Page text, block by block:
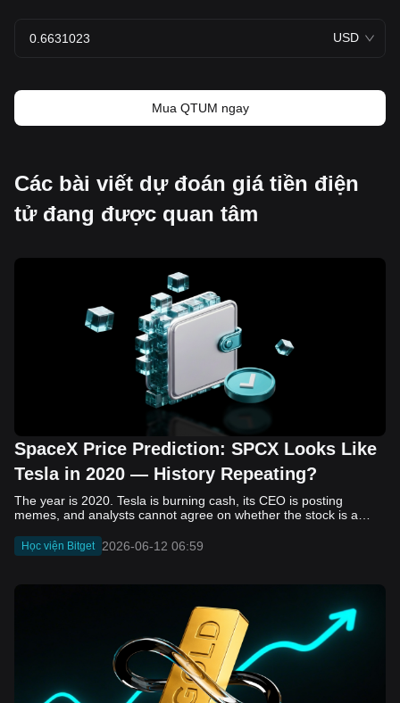
USD
Mua QTUM ngay
Các bài viết dự đoán giá tiền điện
tử đang được quan tâm
SpaceX Price Prediction: SPCX Looks Like
Tesla in 2020 — History Repeating?
The year is 2020. Tesla is burning cash, its CEO is posting memes, and analysts cannot agree on whether the stock is a generational opportunity or an elaborate joke. Now replace Tesla with SpaceX. Replace 2020 with 2026. The debate looks almost identical, and SPCX is set to hit the Nasdaq on June 12. The offering price is $135 per share. The implied valuation is $1.75 trillion. For anyone who watched Tesla run 700% that year, the pattern is hard to unsee. History does not repeat, but it rhymes often enough to pay attention. Before sizing into SPCX on day one, investors need to understand what actually drove Tesla's re-rating, whether SpaceX has the same ingredients, and where the comparison quietly falls apart. That is what this piece covers, with numbers. Five structural parallels that make SPCX feel like TSLA 2020. Five critical differences that could make trade painful. And the exact price levels and execution metrics will tell you whether this rocket clears the atmosphere or comes apart on ascent. Tesla in 2020 — The Flashback Every Investor Needs To understand the TSLA/SPCX parallel, you need to remember what Tesla actually looked like at the start of 2020. Not in hindsight. Through the eyes of a skeptic. Tesla, Inc. (TSLA) Price History Source: Yahoo Finance In January of that year, Tesla was trading at roughly $28 on a split-adjusted basis. The company had just barely posted its first full-year GAAP profit, capping nearly a decade of consecutive annual losses. Revenue was growing fast, but the valuation was already uncomfortable by any conventional measure. The price-to-earnings ratio peaked at 940x by Q4 2020, a number that triggered every value screen on the planet. The bear case was loud and well-reasoned. Tesla was a car company with car-company margins, going up against century-old manufacturers with far deeper pockets. The stock had already run hard. Every rational DCF model said it was overvalued. Then the narrative shifted. Not because of a single earnings beat or a product launch. The market collectively decided that Tesla was not a car company. It was a clean energy platform, a software business, a battery technology leader, and a self-driving AI play, all in one ticker. Once that frame took hold, traditional valuation metrics lost their grip as anchors. Retail investors piled in. Institutional funds that had stayed on the sidelines were forced to buy when Tesla was added to the SP 500 in December. The feedback loop closed hard and fast. By the end of 2020, the stock had risen 743% from its March lows, making it the largest company ever added to the index at the time of inclusion. The lesson is not that Tesla was cheap. It was not. The lesson is that Tesla's 2020 rally had almost nothing to do with fundamentals catching up to price. It was the market repricing the total addressable market and the probability of dominance. That distinction is the entire reason the SPCX conversation is worth having. The Parallel — Why SPCX Feels Like TSLA 2020 The similarities between SpaceX today and Tesla in 2020 are not superficial. They span five structural dimensions that matter to how markets re-rate a stock. The visionary founder effect: Tesla in 2020 was inseparable from Elon Musk. His vision, execution record, and ability to shape investor narratives were central to the thesis. SpaceX in 2026 is similar. Investors are not just buying a launch company; they are buying a vision of a multi-planetary future and a global communications network powered by Starlink. That founder premium is powerful, but it also creates key-person risk. Unprofitable on paper, but the underlying business is real: SpaceX’s headline GAAP losses may appear concerning, but adjusted EBITDA and Starlink’s profitability suggest the core business is already generating substantial economic value. Tesla investors who looked beyond reported losses before 2020 were ultimately rewarded. The question is whether SpaceX merits the same long-term patience. Dominant in a market that is just getting started: Tesla led the EV market just as adoption began accelerating. SpaceX occupies a similar position in the emerging space economy. Starlink has already achieved global scale, while Starship could dramatically lower launch costs if commercial operations mature, potentially reshaping the economics of the entire industry. A valuation that does not make sense on traditional metrics, and may not need to: SpaceX’s valuation appears extreme by conventional measures, much like Tesla’s did in 2020. Traditional valuation frameworks are not necessarily wrong, but when a company is creating a new category, they may fail to capture the scale of future opportunities. Retail conviction meets institutional hesitation: Tesla’s 2020 rally was fueled by strong retail demand and skepticism from many institutional investors. SpaceX could follow a similar path, with intense retail enthusiasm, cautious institutions, and potential future index inclusion creating demand that extends beyond near-term fundamentals. The Bull Case — If History Repeats If the Tesla 2020 parallel holds, what does the upside actually look like in numbers? Starlink's ceiling is much higher than $11.4 billion: Starlink still reaches only a fraction of its addressable market. With Starship enabling faster and cheaper satellite deployment, analysts project Starlink revenue could reach $30 to $50 billion annually by 2030. At a 40% operating margin, that implies $12 to $20 billion in operating profit from Starlink alone. Starship changes the economics of everything: If commercial Starship operations begin in the second half of 2026, the impact goes beyond lower launch costs. It could unlock new markets, accelerate satellite deployment, and reshape the economics of the entire launch industry. Even partial success would imply a much larger company than what traditional valuation models capture today. A Mars mission timeline becomes the narrative re-rating catalyst: Tesla’s re-rating happened when EV adoption moved from fringe to mainstream consensus. For SpaceX, the equivalent moment could come when a credible human Mars transit shifts from vision to scheduled mission. That would be less a financial event than a narrative event, and narrative events are what drive extreme re-ratings. The price target scenarios, modeled on Starlink growth and Starship commercialization, look like this: Scenario Implied Price by 2030 Basis Base Case $200 to $250 Starlink at $25B revenue, 35x EV/Revenue Bull Case $300 to $400 Starlink at $40B plus Starship commercial ops at scale Extreme Bull $500+ Full narrative re-rating plus index inclusion demand shock One more number worth sitting with: if SPCX mirrors Tesla’s exact 2020 to 2021 trajectory, a 700% move from the IPO price implies roughly $1,080 per share and a market cap above $14 trillion. That is not a price target. It is a thought experiment about maximum narrative compression when the market decides a company is no longer just a company, but a civilizational bet. The Bear Case — Where the Analogy Breaks Down The Tesla parallel is compelling, but incomplete. There are five places where the comparison breaks down, and ignoring them is how investors get hurt. SpaceX's biggest customer is the government: Tesla in 2020 was a consumer business with diversified demand from individual buyers. SpaceX is different. A meaningful share of revenue comes from NASA, the Department of Defense, and other government agencies. That makes SpaceX partly a defense and aerospace contractor, with budget, policy, and political risks Tesla never faced. You are buying the economics without the control: Public investors may participate in the upside, but Class A shares carry little meaningful voting power. Elon Musk retains strategic control. That may support the founder premium, but it also means shareholders have limited recourse if priorities shift, attention drifts, or decisions favor long-term missions over near-term profitability. Regulatory risk is structural, not episodic: Tesla faced regulatory scrutiny, but SpaceX depends on approvals for launches, environmental reviews, and commercial space operations. A major launch failure, extended FAA hold, or policy shift could delay Starship, slow Starlink deployment, and damage the growth narrative at the wrong time. The valuation math is genuinely difficult to defend: At a $1.75 trillion valuation, SpaceX is priced as if several major outcomes have already gone right: scaled Starship operations, massive Starlink growth, and a Mars-driven narrative premium. Reasonable base-case valuations sit far below the IPO price, meaning investors are effectively paying for the bull case upfront. The 2022 lesson exists and should not be dismissed: Tesla’s 2020 surge was followed by a brutal 2022 drawdown. The same retail conviction and founder premium that powered the rally became liabilities when sentiment turned. If SPCX follows the Tesla path, investors must account for both the euphoric upside and the volatility that may follow. The Tokenized Futures Signal — What Pre-Market Activity Is Telling Us Before SPCX officially trades on Nasdaq, there is already a market pricing it: the on-chain tokenized futures market on Bitget. Tokenized futures offer a live sentiment read: SPCXUSDT perpetual contracts have created real-time price discovery before the IPO. This matters because the participant base is retail-heavy, global, and conviction-driven, making it a useful signal traditional IPO indicators may miss. Positive funding suggests long-side enthusiasm: If funding rates remain persistently positive, traders are paying a premium to stay long. That points to strong retail conviction and limited short-side p
Học viện Bitget 2026-06-12 06:59